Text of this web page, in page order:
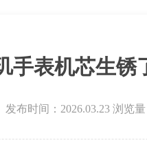
手表机芯生锈
发布时间：2026.03.23 浏览量